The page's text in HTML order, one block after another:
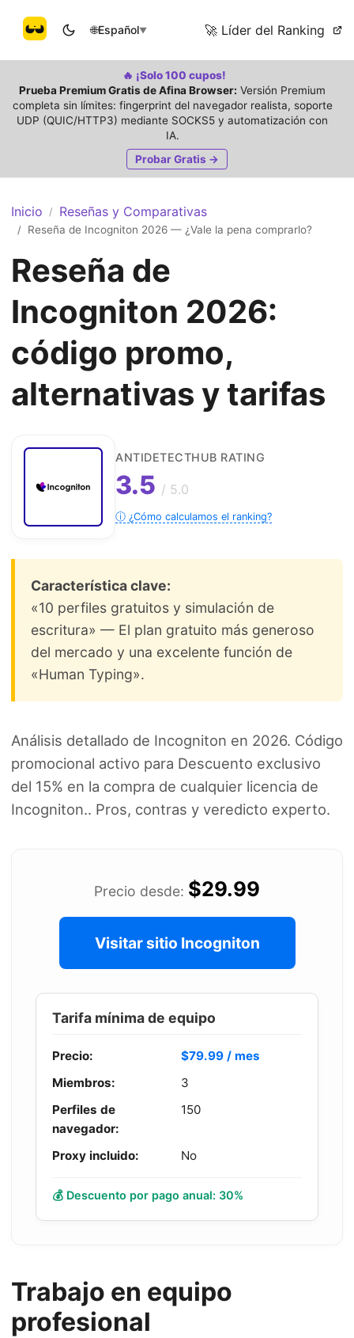
🌐Español▼ 🚀 Líder del Ranking
🔥 ¡Solo 100 cupos!
Prueba Premium Gratis de Afina Browser: Versión Premium
completa sin límites: fingerprint del navegador realista, soporte
UDP (QUIC/HTTP3) mediante SOCKS5 y automatización con
IA.
Probar Gratis →
Inicio / Reseñas y Comparativas
/ Reseña de Incogniton 2026 — ¿Vale la pena comprarlo?
Reseña de
Incogniton 2026:
código promo,
alternativas y tarifas
ANTIDETECTHUB RATING
3.5 / 5.0
ⓘ ¿Cómo calculamos el ranking?
Característica clave:
«10 perfiles gratuitos y simulación de
escritura» — El plan gratuito más generoso
del mercado y una excelente función de
«Human Typing».
Análisis detallado de Incogniton en 2026. Código
promocional activo para Descuento exclusivo
del 15% en la compra de cualquier licencia de
Incogniton.. Pros, contras y veredicto experto.
Precio desde: $29.99
Visitar sitio Incogniton
Tarifa mínima de equipo
Precio:
$79.99 / mes
Miembros:
3
Perfiles de
navegador:
150
Proxy incluido: No
💰 Descuento por pago anual: 30%
Trabajo en equipo
profesional